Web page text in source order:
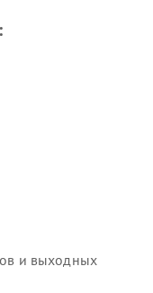
и выходных